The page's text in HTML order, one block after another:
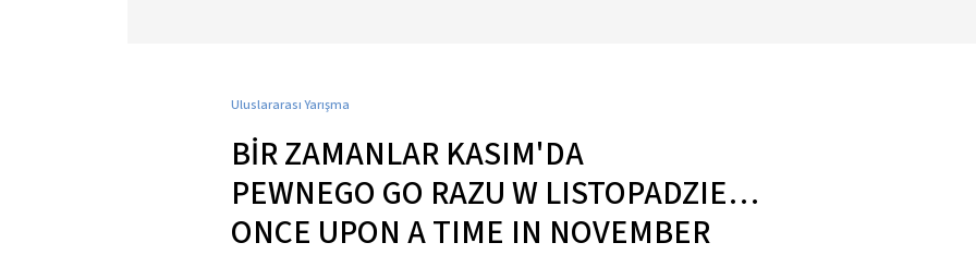
Uluslararası Yarışma
BİR ZAMANLAR KASIM'DA
PEWNEGO GO RAZU W LISTOPADZIE…
ONCE UPON A TIME IN NOVEMBER